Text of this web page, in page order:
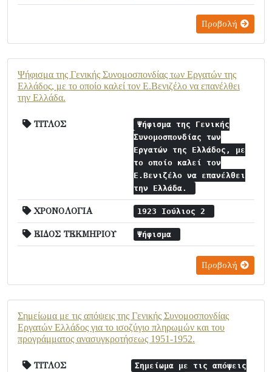
Προβολή
Ψήφισμα της Γενικής Συνομοσπονδίας των Εργατών της
Ελλάδος, με το οποίο καλεί τον Ε.Βενιζέλο να επανέλθει
την Ελλάδα.
ΤΙΤΛΟΣ
Ψήφισμα της Γενικής
Συνομοσπονδίας των
Εργατών της Ελλάδος, με
το οποίο καλεί τον
Ε.Βενιζέλο να επανέλθει
την Ελλάδα.
ΧΡΟΝΟΛΟΓΙΑ 1923 Ιούλιος 2
ΕΙΔΟΣ ΤΕΚΜΗΡΙΟΥ Ψήφισμα
Προβολή
Σημείωμα με τις απόψεις της Γενικής Συνομοσπονδίας
Εργατών Ελλάδος για το ισοζύγιο πληρωμών και του
προγράμματος ανασυγκροτήσεως 1951-1952.
ΤΙΤΛΟΣ
Σημείωμα με τις απόψεις